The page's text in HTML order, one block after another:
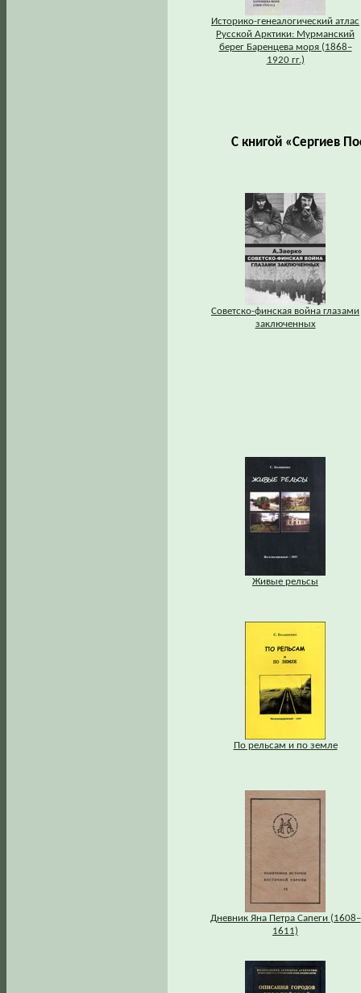
Историко-генеалогический атлас
Русской Арктики: Мурманский
берег Баренцева моря (1868–
1920 гг.)
С книгой «Сергиев
Советско-финская война глазами
заключенных
Живые рельсы
По рельсам и по земле
Дневник Яна Петра Сапеги (1608–
1611)